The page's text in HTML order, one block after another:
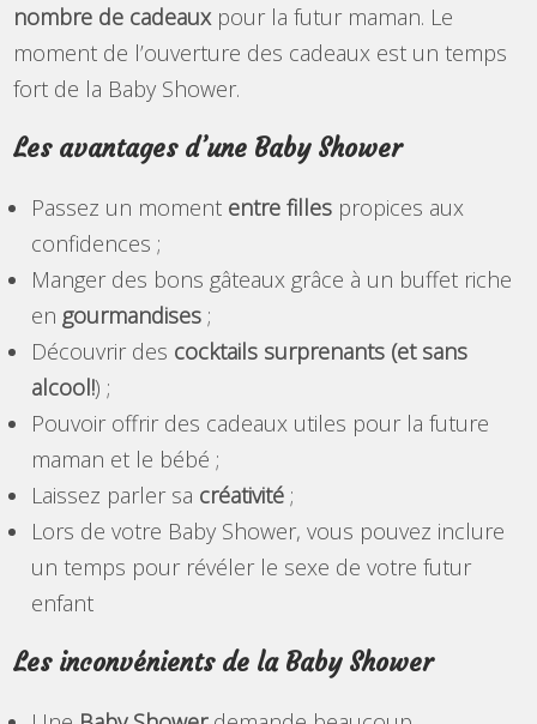
nombre de cadeaux pour la futur maman. Le
moment de l’ouverture des cadeaux est un temps
fort de la Baby Shower.
Les avantages d’une Baby Shower
Passez un moment entre filles propices aux
confidences ;
Manger des bons gâteaux grâce à un buffet riche
en gourmandises ;
Découvrir des cocktails surprenants (et sans
alcool!) ;
Pouvoir offrir des cadeaux utiles pour la future
maman et le bébé ;
Laissez parler sa créativité ;
Lors de votre Baby Shower, vous pouvez inclure
un temps pour révéler le sexe de votre futur
enfant
Les inconvénients de la Baby Shower